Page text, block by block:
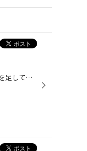
毎日暑いですが、皆さん体調は大丈夫でしょうか？ タイヤ館の定休日と一日を足して、栃木の実家へ 娘と遊びに行って来ました。 何して遊ぼうかと考えた末に群馬県にある、 こどもの国に行くことが勝手に決まり「|||(*￣ﾛ￣)ｶﾞｰﾝ|||」 渋々行きましたよ！ 実際に行って見ると大人も楽しめる感じです...